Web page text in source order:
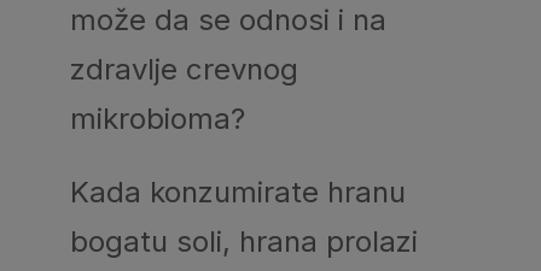
može da se odnosi i na
zdravlje crevnog
mikrobioma?
Kada konzumirate hranu
bogatu soli, hrana prolazi